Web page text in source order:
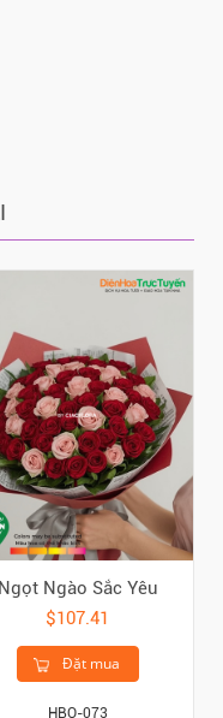
Ngọt Ngào Sắc Yêu
$107.41
Đặt mua
HBO-073